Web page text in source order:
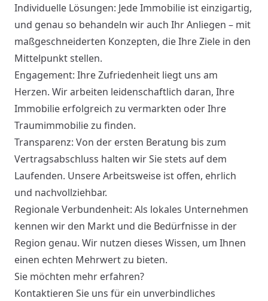
Individuelle Lösungen: Jede Immobilie ist einzigartig,
und genau so behandeln wir auch Ihr Anliegen – mit
maßgeschneiderten Konzepten, die Ihre Ziele in den
Mittelpunkt stellen.
Engagement: Ihre Zufriedenheit liegt uns am
Herzen. Wir arbeiten leidenschaftlich daran, Ihre
Immobilie erfolgreich zu vermarkten oder Ihre
Traumimmobilie zu finden.
Transparenz: Von der ersten Beratung bis zum
Vertragsabschluss halten wir Sie stets auf dem
Laufenden. Unsere Arbeitsweise ist offen, ehrlich
und nachvollziehbar.
Regionale Verbundenheit: Als lokales Unternehmen
kennen wir den Markt und die Bedürfnisse in der
Region genau. Wir nutzen dieses Wissen, um Ihnen
einen echten Mehrwert zu bieten.
Sie möchten mehr erfahren?
Kontaktieren Sie uns für ein unverbindliches